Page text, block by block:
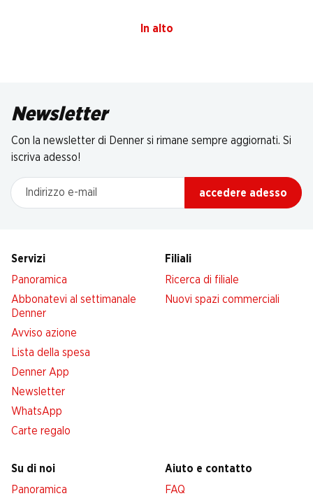
In alto
Newsletter
Con la newsletter di Denner si rimane sempre aggiornati. Si
iscriva adesso!
Indirizzo e-mail
accedere adesso
Servizi
Panoramica
Abbonatevi al settimanale
Denner
Avviso azione
Lista della spesa
Denner App
Newsletter
WhatsApp
Carte regalo
Filiali
Ricerca di filiale
Nuovi spazi commerciali
Su di noi
Panoramica
Aiuto e contatto
FAQ